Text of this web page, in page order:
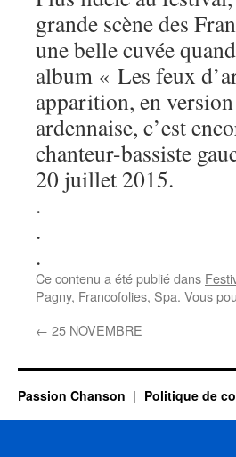
grande scène des
une belle cuvée
album « Les feux
apparition, en
ardennaise, c’est
chanteur-bassiste
20 juillet 2015.
.
.
.
Ce contenu a été publié dans
Pagny, Francofolies, Spa. Vous
← 25 NOVEMBRE
Passion Chanson Politique de